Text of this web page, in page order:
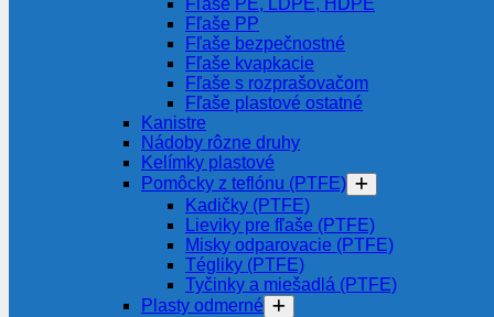
Fľaše PE, LDPE, HDPE
Fľaše PP
Fľaše bezpečnostné
Fľaše kvapkacie
Fľaše s rozprašovačom
Fľaše plastové ostatné
Kanistre
Nádoby rôzne druhy
Kelímky plastové
Pomôcky z teflónu (PTFE)
Kadičky (PTFE)
Lieviky pre fľaše (PTFE)
Misky odparovacie (PTFE)
Tégliky (PTFE)
Tyčinky a miešadlá (PTFE)
Plasty odmerné